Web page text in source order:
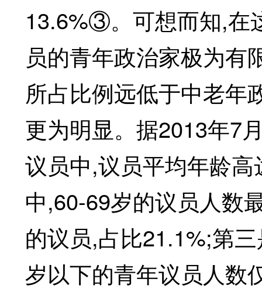
13.6%③。可想而知,在
员的青年政治家极为有
所占比例远低于中老年
更为明显。据2013年7
议员中,议员平均年龄
中,60-69岁的议员人数
的议员,占比21.1%;第
岁以下的青年议员人数